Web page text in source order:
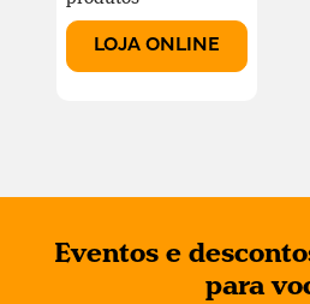
LOJA ONLINE
Eventos e
para